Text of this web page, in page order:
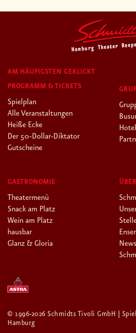
AM HÄUFIGSTEN GEKLICKT
PROGRAMM & TICKETS
Spielplan
Alle Veranstaltungen
Heiße Ecke
Der 50-Dollar-Diktator
Gutscheine
GASTRONOMIE
Theatermenü
Snack am Platz
Wein am Platz
hausbar
Glanz & Gloria
© 1996-2026 Schmidts Tivoli GmbH |
Hamburg